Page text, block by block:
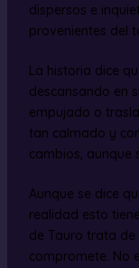
dispersos e
provenientes del
La historia dice
descansando en
empujado o
tan calmado y
cambios, aunque
Aunque se dice
realidad esto
de Tauro trata de
compromete. No